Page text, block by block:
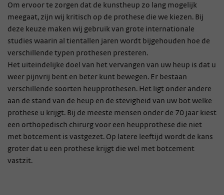
Om ervoor te zorgen dat de kunstheup zo lang mogelijk
meegaat, zijn wij kritisch op de prothese die we kiezen. Bij
deze keuze maken wij gebruik van grote internationale
studies waarin al tientallen jaren wordt bijgehouden hoe de
verschillende typen prothesen presteren.
Het uiteindelijke doel van het vervangen van uw heup is dat u
weer pijnvrij bent en beter kunt bewegen. Er bestaan
verschillende soorten heupprothesen. Het ligt onder andere
aan de stand van de heup en de stevigheid van uw bot welke
prothese u krijgt. Bij de meeste mensen onder de 70 jaar kiest
een orthopedisch chirurg voor een heupprothese die niet
met botcement is vastgezet. Op latere leeftijd wordt de kans
groter dat u een prothese krijgt die wel met botcement
vastzit.